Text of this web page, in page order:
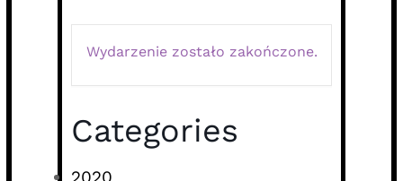
Wydarzenie zostało zakończone.
Categories